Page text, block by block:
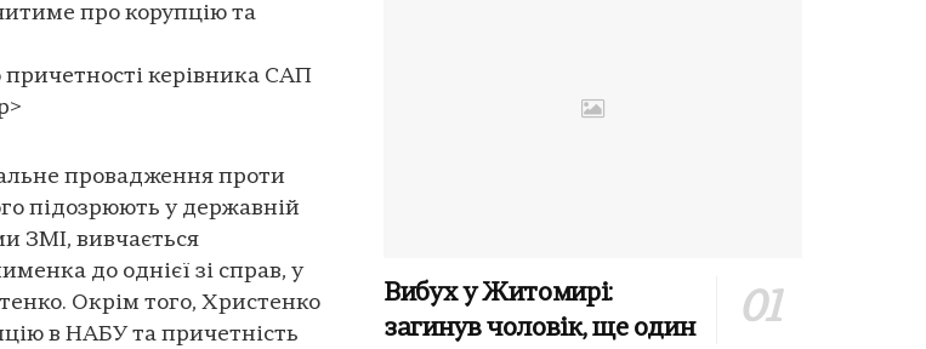
про корупцію та
керівника САП
провадження проти
підозрюють у державній
ЗМІ, вивчається
до однієї зі справ, у
Окрім того, Христенко
в НАБУ та причетність
Вибух у Житомирі:
загинув чоловік, ще один